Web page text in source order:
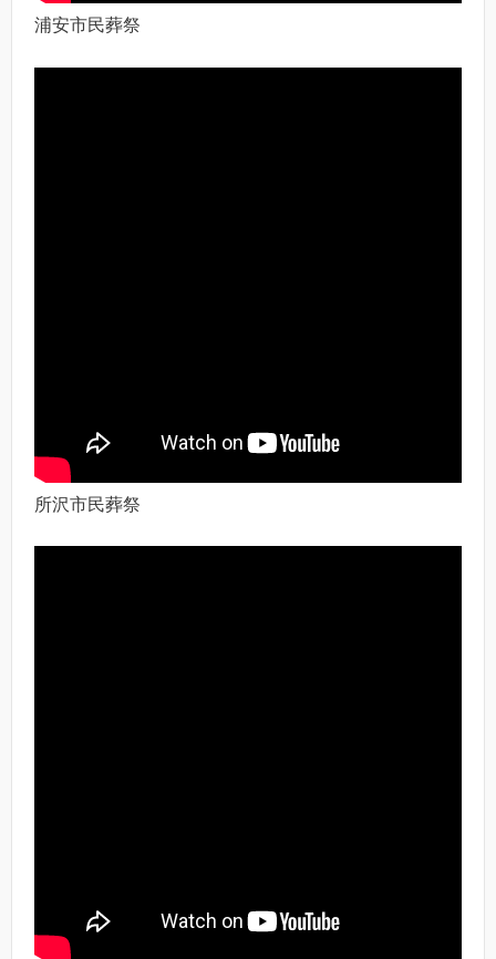
浦安市民葬祭
所沢市民葬祭